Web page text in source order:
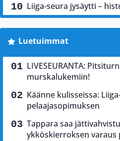
Liiga-seura jysäytti –
Luetuimmat
LIVESEURANTA:
murskalukemiin!
Käänne kulisseissa:
pelaajasopimuksen
Tappara saa
ykköskierroksen varaus